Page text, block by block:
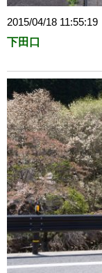
2015/04/18 11:55:19
下田口